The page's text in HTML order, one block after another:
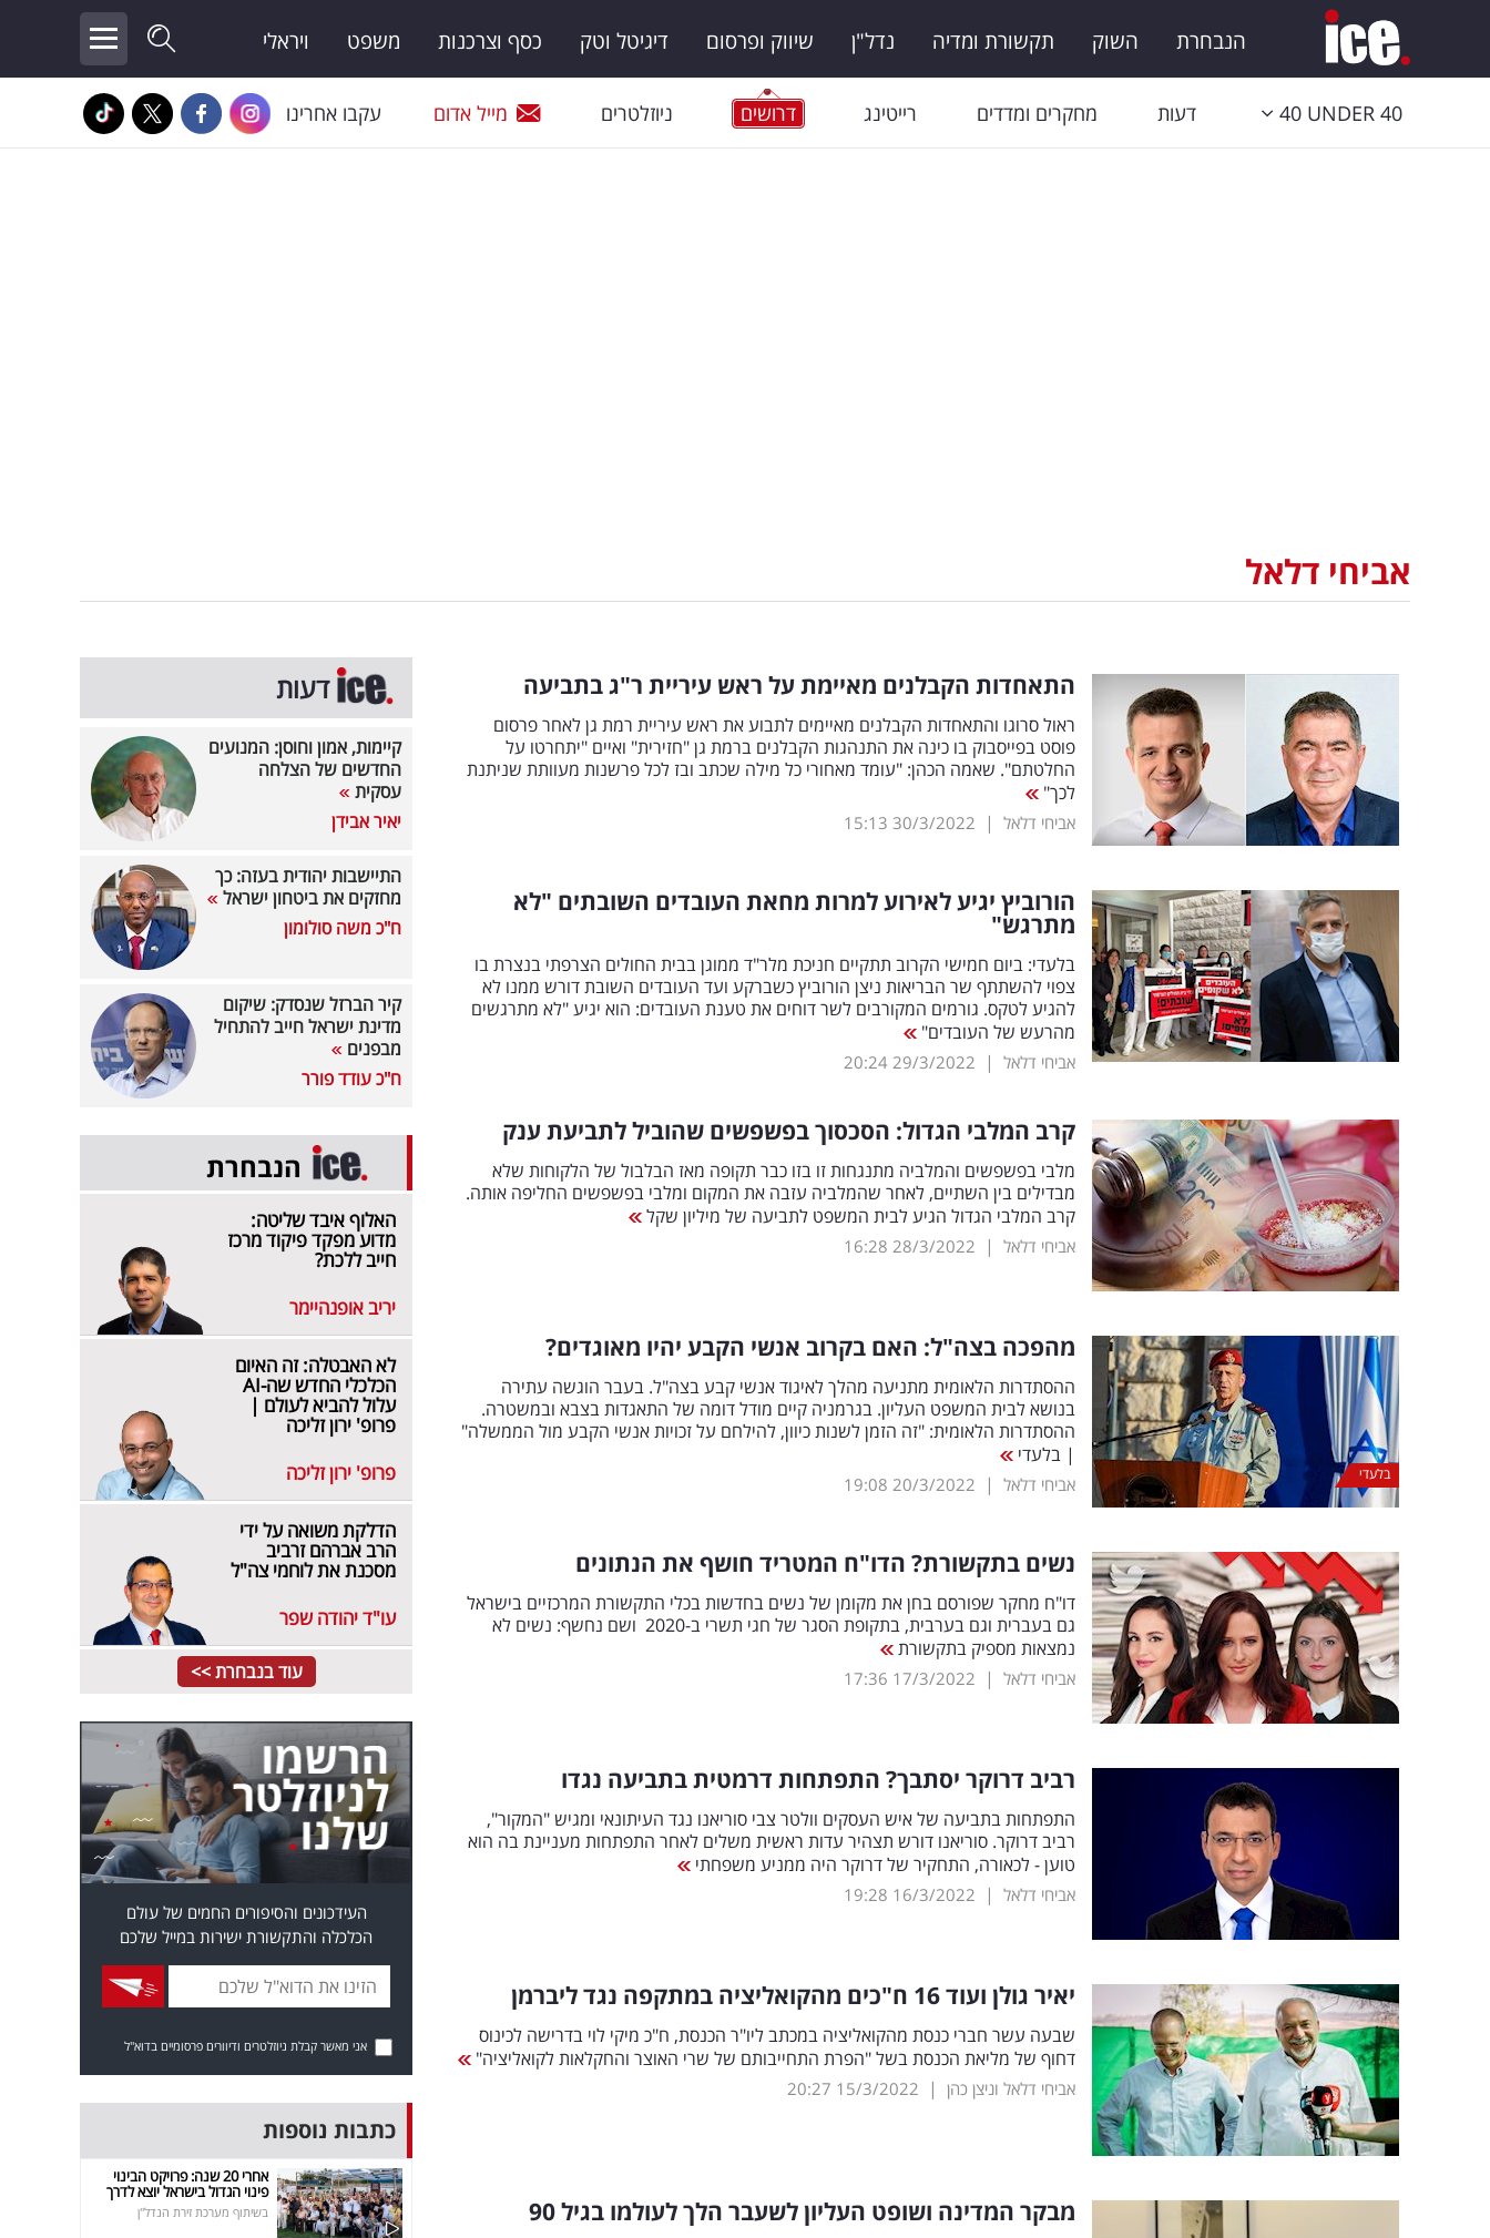
הנבחרת השוק תקשורת ומדיה נדל"ן שיווק ופרסום דיגיטל וטק כסף וצרכנות משפט ויראלי
40 UNDER 40 דעות מחקרים ומדדים רייטינג דרושים ניוזלטרים מייל אדום עקבו אחרינו
אביחי דלאל
התאחדות הקבלנים מאיימת על ראש עיריית ר"ג בתביעה
ראול סרוגו והתאחדות הקבלנים מאיימים לתבוע את ראש עיריית רמת גן לאחר פרסום
פוסט בפייסבוק בו כינה את התנהגות הקבלנים ברמת גן "חזירית" ואיים "יתחרטו על
החלטתם". שאמה הכהן: "עומד מאחורי כל מילה שכתב ובז לכל פרשנות מעוותת שניתנת
לכך"
אביחי דלאל |
30/3/2022
15:13
הורוביץ יגיע לאירוע למרות מחאת העובדים השובתים "לא
מתרגש"
בלעדי: ביום חמישי הקרוב תתקיים חניכת מלר"ד ממוגן בבית החולים הצרפתי בנצרת בו
צפוי להשתתף שר הבריאות ניצן הורוביץ כשברקע ועד העובדים השובת דורש ממנו לא
להגיע לטקס. גורמים המקורבים לשר דוחים את טענת העובדים: הוא יגיע "לא מתרגשים
מהרעש של העובדים"
אביחי דלאל |
29/3/2022
20:24
קרב המלבי הגדול: הסכסוך בפשפשים שהוביל לתביעת ענק
מלבי בפשפשים והמלביה מתנגחות זו בזו כבר תקופה מאז הבלבול של הלקוחות שלא
מבדילים בין השתיים, לאחר שהמלביה עזבה את המקום ומלבי בפשפשים החליפה אותה.
קרב המלבי הגדול הגיע לבית המשפט לתביעה של מיליון שקל
אביחי דלאל |
28/3/2022
16:28
בלעדי
מהפכה בצה"ל: האם בקרוב אנשי הקבע יהיו מאוגדים?
ההסתדרות הלאומית מתניעה מהלך לאיגוד אנשי קבע בצה"ל. בעבר הוגשה עתירה
בנושא לבית המשפט העליון. בגרמניה קיים מודל דומה של התאגדות בצבא ובמשטרה.
ההסתדרות הלאומית: "זה הזמן לשנות כיוון, להילחם על זכויות אנשי הקבע מול הממשלה"
| בלעדי
אביחי דלאל |
20/3/2022
19:08
נשים בתקשורת? הדו"ח המטריד חושף את הנתונים
דו"ח מחקר שפורסם בחן את מקומן של נשים בחדשות בכלי התקשורת המרכזיים בישראל
גם בעברית וגם בערבית, בתקופת הסגר של חגי תשרי ב-2020 ושם נחשף: נשים לא
נמצאות מספיק בתקשורת
אביחי דלאל |
17/3/2022
17:36
רביב דרוקר יסתבך? התפתחות דרמטית בתביעה נגדו
התפתחות בתביעה של איש העסקים וולטר צבי סוריאנו נגד העיתונאי ומגיש "המקור",
רביב דרוקר. סוריאנו דורש תצהיר עדות ראשית משלים לאחר התפתחות מעניינת בה הוא
טוען - לכאורה, התחקיר של דרוקר היה ממניע משפחתי
אביחי דלאל |
16/3/2022
19:28
יאיר גולן ועוד 16 ח"כים מהקואליציה במתקפה נגד ליברמן
שבעה עשר חברי כנסת מהקואליציה במכתב ליו"ר הכנסת, ח"כ מיקי לוי בדרישה לכינוס
דחוף של מליאת הכנסת בשל "הפרת התחייבותם של שרי האוצר והחקלאות לקואליציה"
אביחי דלאל וניצן כהן |
15/3/2022
20:27
מבקר המדינה ושופט העליון לשעבר הלך לעולמו בגיל 90
דעות
קיימות, אמון וחוסן: המנועים
החדשים של הצלחה
עסקית
יאיר אבידן
התיישבות יהודית בעזה: כך
מחזקים את ביטחון ישראל
ח"כ משה סולומון
קיר הברזל שנסדק: שיקום
מדינת ישראל חייב להתחיל
מבפנים
ח"כ עודד פורר
הנבחרת
האלוף איבד שליטה:
מדוע מפקד פיקוד מרכז
חייב ללכת?
יריב אופנהיימר
לא האבטלה: זה האיום
הכלכלי החדש שה-AI
עלול להביא לעולם |
פרופ' ירון זליכה
פרופ' ירון זליכה
הדלקת משואה על ידי
הרב אברהם זרביב
מסכנת את לוחמי צה"ל
עו"ד יהודה שפר
עוד בנבחרת >>
העידכונים והסיפורים החמים של עולם
הכלכלה והתקשורת ישירות במייל שלכם
אני מאשר קבלת ניוזלטרים ודיוורים פרסומיים בדוא"ל
כתבות נוספות
אחרי 20 שנה: פרויקט הבינוי
פינוי הגדול בישראל יוצא לדרך
בשיתוף מערכת זירת הנדל"ן